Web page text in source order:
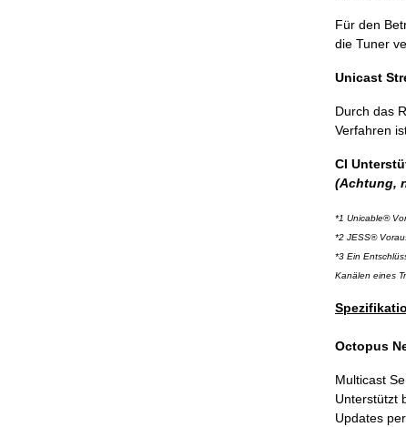
Für den
die Tuner
Unicast
Durch das
Verfahren
CI
(Achtung,
*1 Unicable®
*2 JESS®
*3 Ein
Kanälen eines
Octopus
Multicast
Unterstützt
Updates